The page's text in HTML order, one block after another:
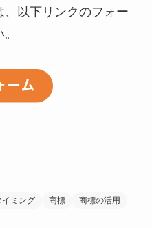
以下リンクのフォー
ミング 商標
商標の活用